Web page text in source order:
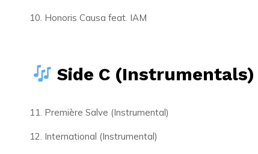
Honoris Causa feat. IAM
Side C (Instrumentals)
Première Salve (Instrumental)
International (Instrumental)